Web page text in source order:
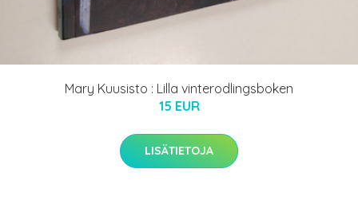
Mary Kuusisto : Lilla vinterodlingsboken
15 EUR
LISÄTIETOJA